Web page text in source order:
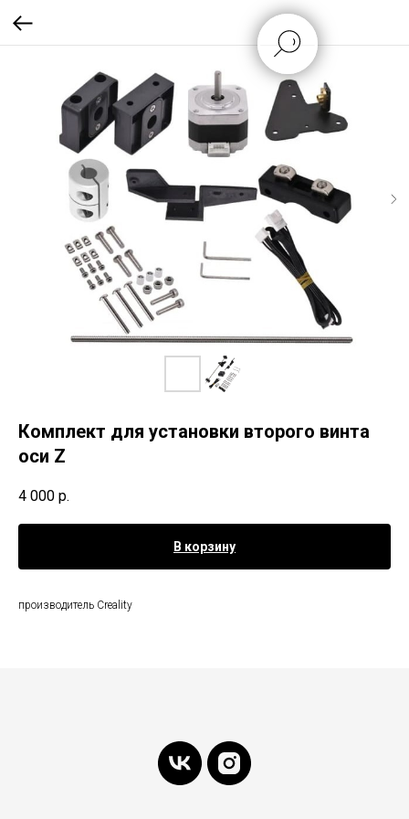
Комплект для установки второго винта
оси Z
4 000 р.
В корзину
производитель Creality